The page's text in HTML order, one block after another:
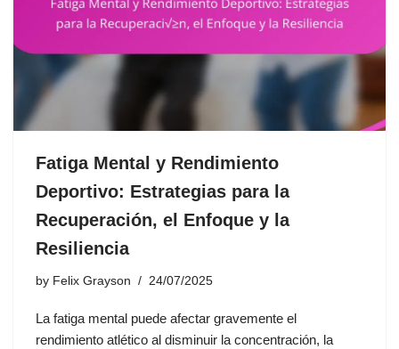
Fatiga Mental y Rendimiento
Deportivo: Estrategias para la
Recuperación, el Enfoque y la
Resiliencia
by Felix Grayson 24/07/2025
La fatiga mental puede afectar gravemente el
rendimiento atlético al disminuir la concentración, la